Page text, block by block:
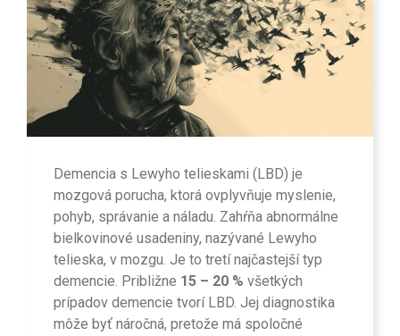
Demencia s Lewyho telieskami (LBD) je
mozgová porucha, ktorá ovplyvňuje myslenie,
pohyb, správanie a náladu. Zahŕňa abnormálne
bielkovinové usadeniny, nazývané Lewyho
telieska, v mozgu. Je to tretí najčastejší typ
demencie. Približne 15 – 20 % všetkých
prípadov demencie tvorí LBD. Jej diagnostika
môže byť náročná, pretože má spoločné